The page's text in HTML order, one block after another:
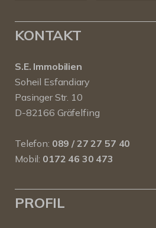
KONTAKT
S.E. Immobilien
Soheil Esfandiary
Pasinger Str. 10
D-82166 Gräfelfing
Telefon: 089 / 27 27 57 40
Mobil: 0172 46 30 473
PROFIL